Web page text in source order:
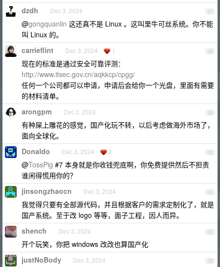
27
dzdh Dec 3, 2024
@gongquanlin 这还真不是 Linux 。这叫里牛可丝系统。你不能
叫 Linux 的。
28
carrieflint Dec 3, 2024 1
现在的标准是通过安全可靠评测：
http://www.itsec.gov.cn/aqkkcp/cpgg/
任何一个公司都可以申请，申请后会给你一个光盘，里面有需要
的材料清单。
29
arongpm Dec 3, 2024
有种屎上雕花的感觉，国产化玩不转，以后考虑做海外市场了，
面向全球化。
30
Donaldo Dec 3, 2024 2
@TossPig #7 本身就是你收钱兜底啊，你免费提供然后不担责
谁闲得慌用你的？
31
jinsongzhaocn Dec 3, 2024
我觉得只要有全部源代码，并且根据客户的需求定制化了，就是
国产系统。至于改 logo 等等，面子工程，因人而异。
32
shench Dec 3, 2024
开个玩笑，你把 windows 改改也算国产化
33
justNoBody Dec 3, 2024